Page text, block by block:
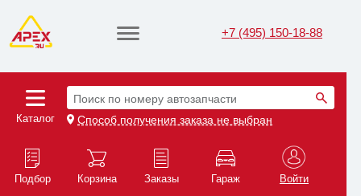
+7 (495) 150-18-88
Каталог
Поиск по номеру автозапчасти
Способ получения заказа не выбран
Подбор Корзина Заказы Гараж Войти